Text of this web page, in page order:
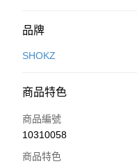
付款方式
信用卡一次付款
街口支付
悠遊付
品牌
SHOKZ
商品特色
商品編號
10310058
商品特色